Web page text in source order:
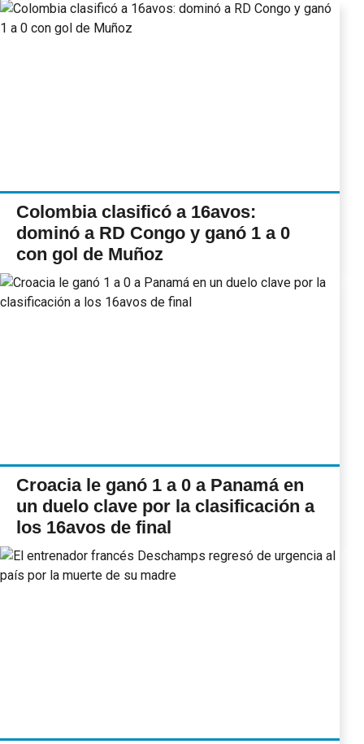
Colombia clasificó a 16avos:
dominó a RD Congo y ganó 1 a 0
con gol de Muñoz
Croacia le ganó 1 a 0 a Panamá en
un duelo clave por la clasificación a
los 16avos de final